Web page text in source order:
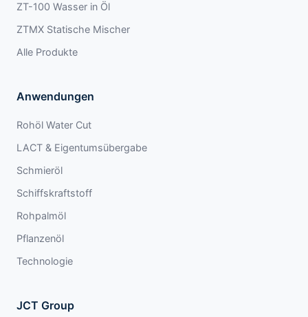
ZT-100 Wasser in Öl
ZTMX Statische Mischer
Alle Produkte
Anwendungen
Rohöl Water Cut
LACT & Eigentumsübergabe
Schmieröl
Schiffskraftstoff
Rohpalmöl
Pflanzenöl
Technologie
JCT Group